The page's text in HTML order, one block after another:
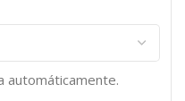
automáticamente.